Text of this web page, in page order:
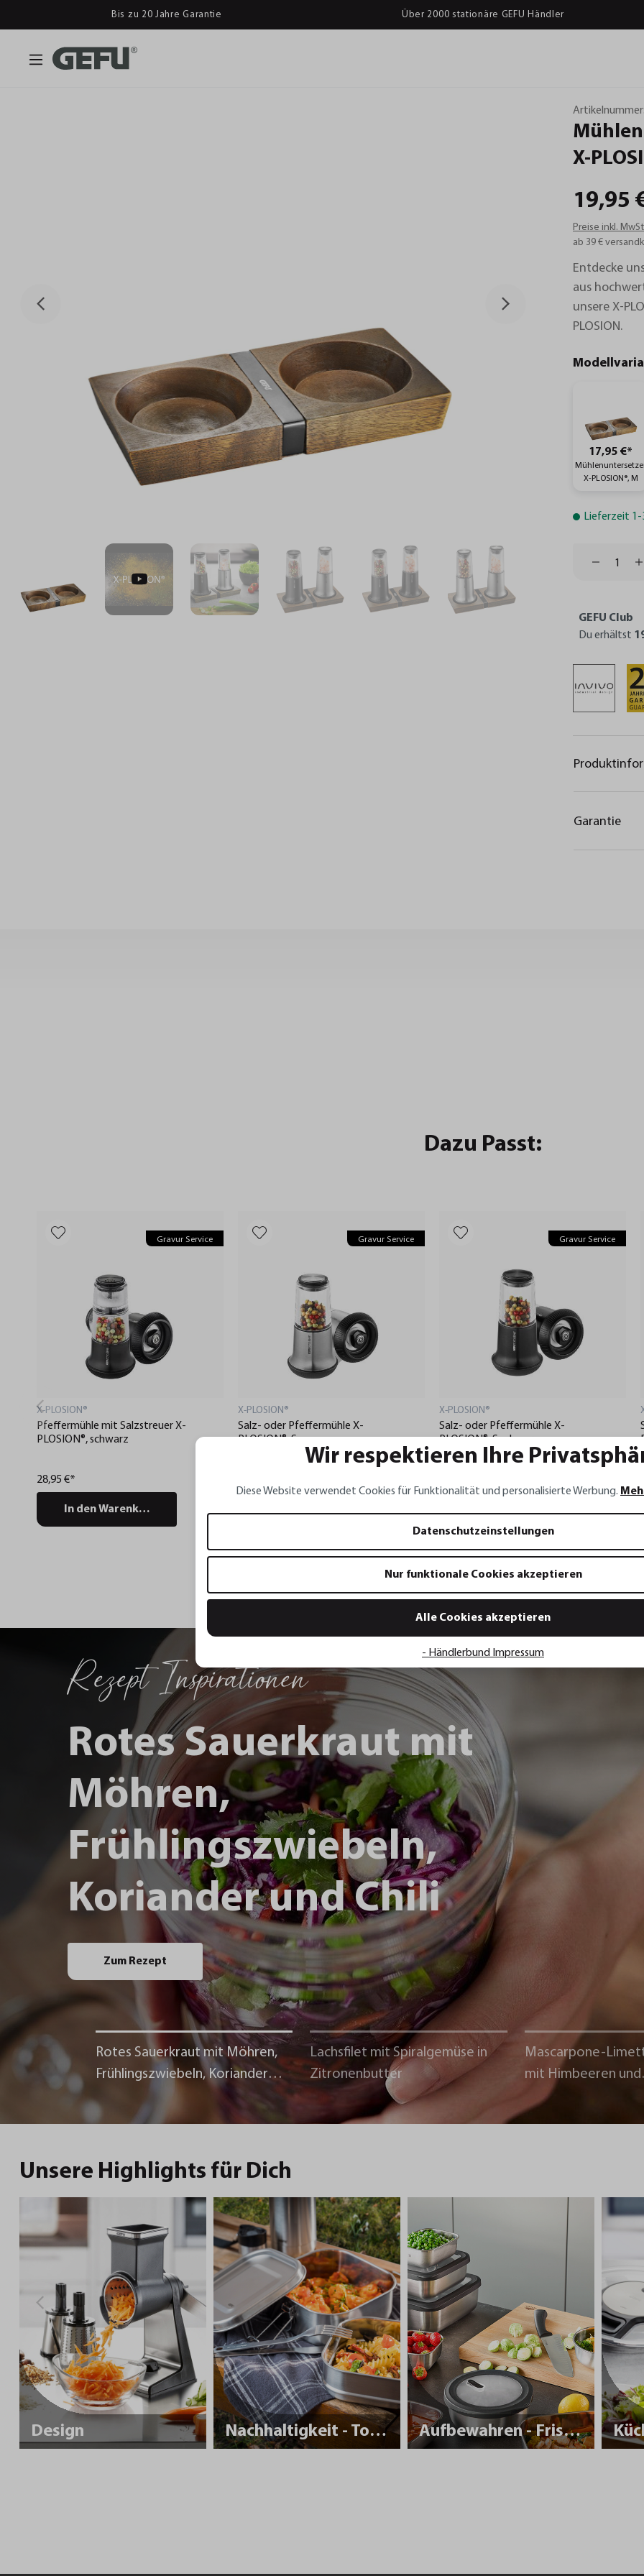
Bis zu 20 Jahre Garantie Über 2000 stationäre GEFU Händler
Artikelnummer:
X-
19,95
Preise inkl.
ab 39 €
Entdecke
aus
unsere X-
PLOSION.
17,95 €*
X-PLOSION®, M
Lieferzeit 1-
GEFU Club
Du erhältst
Garantie
Dazu Passt:
Gravur Service
X-PLOSION®
Pfeffermühle mit Salzstreuer X-
PLOSION®, schwarz
28,95 €*
In den Warenkorb
Gravur Service
X-PLOSION®
Salz- oder Pfeffermühle X-
PLOSION®, S
Gravur Service
X-PLOSION®
Salz- oder Pfeffermühle X-
PLOSION®, S schwarz
Rezept Inspirationen
Rotes Sauerkraut mit
Möhren,
Frühlingszwiebeln,
Koriander und Chili
Zum Rezept
Rotes Sauerkraut mit Möhren,
Frühlingszwiebeln, Koriander
Lachsfilet mit Spiralgemüse in
Zitronenbutter
Mascarpone-
mit Himbeeren und
Schokoladencrumble
Unsere Highlights für Dich
Design Nachhaltigkeit - To Go Aufbewahren - Frisch halten
Wir respektieren Ihre
Diese Website verwendet Cookies für Funktionalität und personalisierte Werbung.
Datenschutzeinstellungen
Nur funktionale Cookies akzeptieren
Alle Cookies akzeptieren
- Händlerbund Impressum